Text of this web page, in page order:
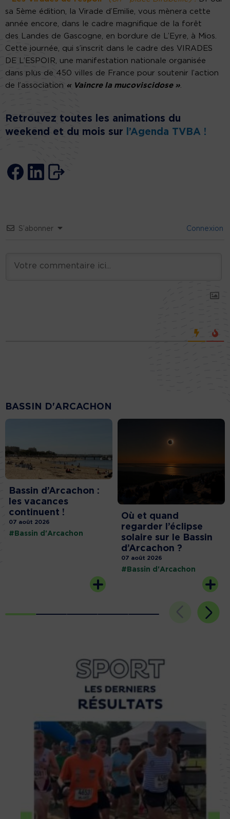
sa 5ème édition, la Virade d’Emilie, vous mènera cette
année encore, dans le cadre magnifique de la forêt
des Landes de Gascogne, en bordure de L’Eyre, à Mios.
Cette journée, qui s’inscrit dans le cadre des VIRADES
DE L’ESPOIR, une manifestation nationale organisée
dans plus de 450 villes de France pour soutenir l’action
de l’association « Vaincre la mucoviscidose ».
Retrouvez toutes les animations du
weekend et du mois sur
l’Agenda TVBA !
S’abonner Connexion
BASSIN D'ARCACHON
Bassin d’Arcachon :
les vacances
continuent !
07 août 2026
#Bassin d'Arcachon
Où et quand
regarder l’éclipse
solaire sur le Bassin
d’Arcachon ?
07 août 2026
#Bassin d'Arcachon